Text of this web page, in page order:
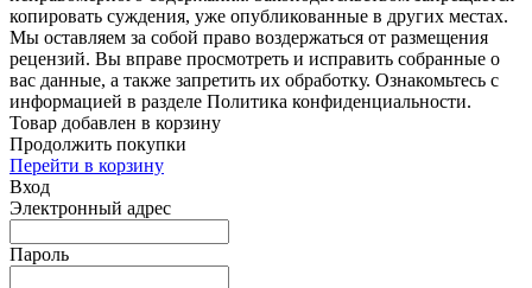
копировать суждения, уже опубликованные в других местах.
Мы оставляем за собой право воздержаться от размещения
рецензий. Вы вправе просмотреть и исправить собранные о
вас данные, а также запретить их обработку. Ознакомьтесь с
информацией в разделе Политика конфиденциальности.
Товар добавлен в корзину
Продолжить покупки
Перейти в корзину
Вход
Электронный адрес
Пароль